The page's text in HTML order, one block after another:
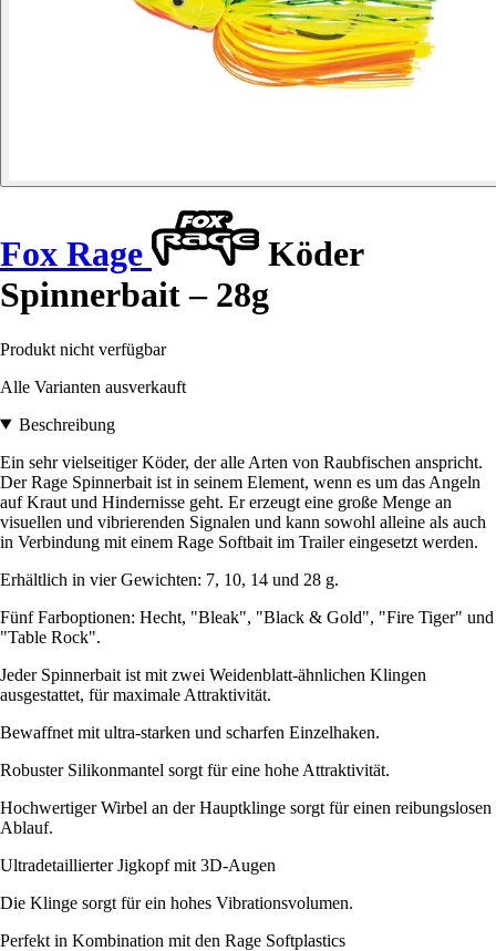
Fox Rage
Köder
Spinnerbait – 28g
Produkt nicht verfügbar
Alle Varianten ausverkauft
Beschreibung
Ein sehr vielseitiger Köder, der alle Arten von Raubfischen anspricht.
Der Rage Spinnerbait ist in seinem Element, wenn es um das Angeln
auf Kraut und Hindernisse geht. Er erzeugt eine große Menge an
visuellen und vibrierenden Signalen und kann sowohl alleine als auch
in Verbindung mit einem Rage Softbait im Trailer eingesetzt werden.
Erhältlich in vier Gewichten: 7, 10, 14 und 28 g.
Fünf Farboptionen: Hecht, "Bleak", "Black & Gold", "Fire Tiger" und
"Table Rock".
Jeder Spinnerbait ist mit zwei Weidenblatt-ähnlichen Klingen
ausgestattet, für maximale Attraktivität.
Bewaffnet mit ultra-starken und scharfen Einzelhaken.
Robuster Silikonmantel sorgt für eine hohe Attraktivität.
Hochwertiger Wirbel an der Hauptklinge sorgt für einen reibungslosen
Ablauf.
Ultradetaillierter Jigkopf mit 3D-Augen
Die Klinge sorgt für ein hohes Vibrationsvolumen.
Perfekt in Kombination mit den Rage Softplastics